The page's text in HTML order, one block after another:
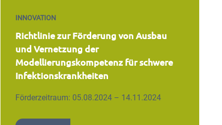
INNOVATION
Richtlinie zur Förderung von Ausbau
und Vernetzung der
Modellierungskompetenz für schwere
Infektionskrankheiten
Förderzeitraum: 05.08.2024 – 14.11.2024